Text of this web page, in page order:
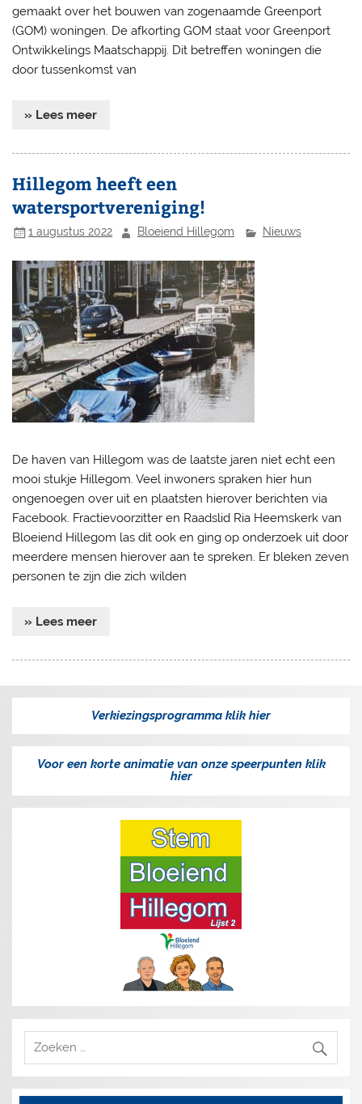
gemaakt over het bouwen van zogenaamde Greenport
(GOM) woningen. De afkorting GOM staat voor Greenport
Ontwikkelings Maatschappij. Dit betreffen woningen die
door tussenkomst van
» Lees meer
Hillegom heeft een
watersportvereniging!
1 augustus 2022 Bloeiend Hillegom Nieuws
De haven van Hillegom was de laatste jaren niet echt een
mooi stukje Hillegom. Veel inwoners spraken hier hun
ongenoegen over uit en plaatsten hierover berichten via
Facebook. Fractievoorzitter en Raadslid Ria Heemskerk van
Bloeiend Hillegom las dit ook en ging op onderzoek uit door
meerdere mensen hierover aan te spreken. Er bleken zeven
personen te zijn die zich wilden
» Lees meer
Verkiezingsprogramma klik hier
Voor een korte animatie van onze speerpunten klik
hier